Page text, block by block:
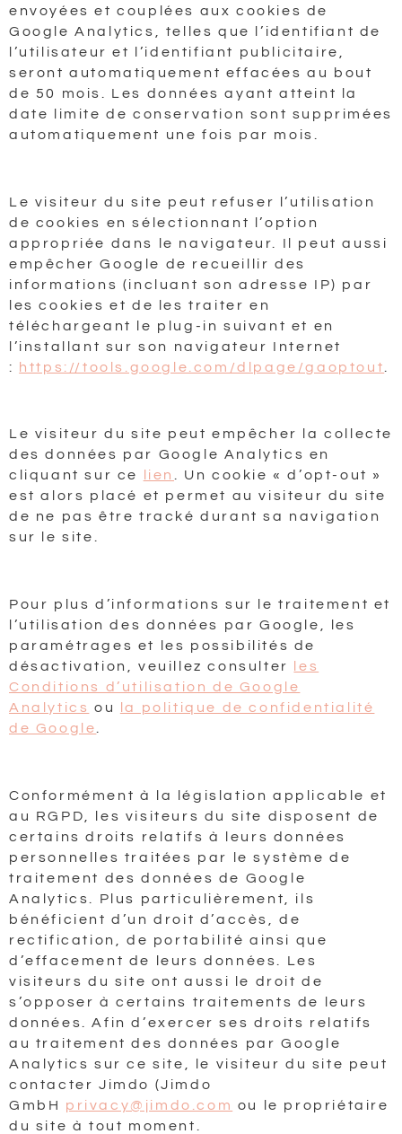
envoyées et couplées aux cookies de
Google Analytics, telles que l’identifiant de
l’utilisateur et l’identifiant publicitaire,
seront automatiquement effacées au bout
de 50 mois. Les données ayant atteint la
date limite de conservation sont supprimées
automatiquement une fois par mois.
Le visiteur du site peut refuser l’utilisation
de cookies en sélectionnant l’option
appropriée dans le navigateur. Il peut aussi
empêcher Google de recueillir des
informations (incluant son adresse IP) par
les cookies et de les traiter en
téléchargeant le plug-in suivant et en
l’installant sur son navigateur Internet
: https://tools.google.com/dlpage/gaoptout
Le visiteur du site peut empêcher la collecte
des données par Google Analytics en
cliquant sur ce
lien. Un cookie « d’opt-out »
est alors placé et permet au visiteur du site
de ne pas être tracké durant sa navigation
sur le site.
Pour plus d’informations sur le traitement et
l’utilisation des données par Google, les
paramétrages et les possibilités de
désactivation, veuillez consulter
les
Conditions d’utilisation de Google
Analytics ou
la politique de confidentialité
de Google
Conformément à la législation applicable et
au RGPD, les visiteurs du site disposent de
certains droits relatifs à leurs données
personnelles traitées par le système de
traitement des données de Google
Analytics. Plus particulièrement, ils
bénéficient d’un droit d’accès, de
rectification, de portabilité ainsi que
d’effacement de leurs données. Les
visiteurs du site ont aussi le droit de
s’opposer à certains traitements de leurs
données. Afin d’exercer ses droits relatifs
au traitement des données par Google
Analytics sur ce site, le visiteur du site peut
contacter Jimdo (Jimdo
GmbH privacy@jimdo.com ou le propriétaire
du site à tout moment.